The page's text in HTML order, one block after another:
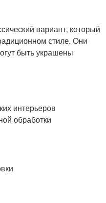
вариант, который
стиле. Они
быть украшены
интерьеров
обработки